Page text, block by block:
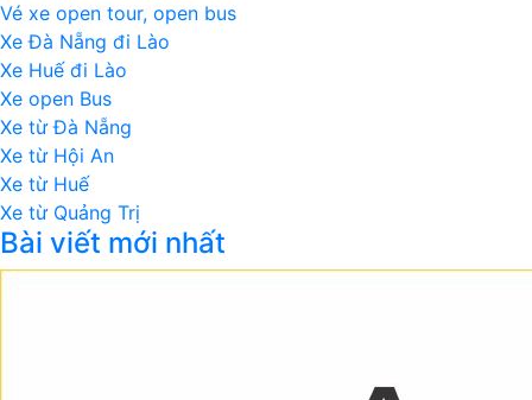
Vé xe open tour, open bus
Xe Đà Nẵng đi Lào
Xe Huế đi Lào
Xe open Bus
Xe từ Đà Nẵng
Xe từ Hội An
Xe từ Huế
Xe từ Quảng Trị
Bài viết mới nhất